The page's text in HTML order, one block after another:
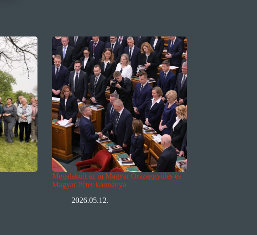
Megalakult az új Magyar Országgyűlés és
Magyar Péter kormánya
2026.05.12.